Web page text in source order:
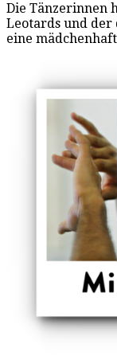
Die Tänzerinnen
Leotards und der
eine